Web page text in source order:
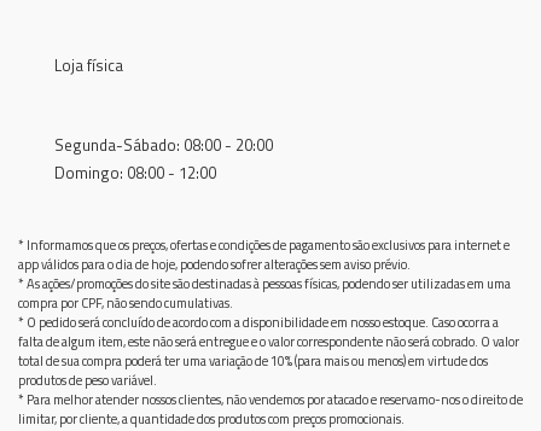
Loja física
Segunda-Sábado: 08:00 - 20:00
Domingo: 08:00 - 12:00
* Informamos que os preços, ofertas e condições de pagamento são exclusivos para internet e
app válidos para o dia de hoje, podendo sofrer alterações sem aviso prévio.
* As ações/promoções do site são destinadas à pessoas físicas, podendo ser utilizadas em uma
compra por CPF, não sendo cumulativas.
* O pedido será concluído de acordo com a disponibilidade em nosso estoque. Caso ocorra a
falta de algum item, este não será entregue e o valor correspondente não será cobrado. O valor
total de sua compra poderá ter uma variação de 10% (para mais ou menos) em virtude dos
produtos de peso variável.
* Para melhor atender nossos clientes, não vendemos por atacado e reservamo-nos o direito de
limitar, por cliente, a quantidade dos produtos com preços promocionais.